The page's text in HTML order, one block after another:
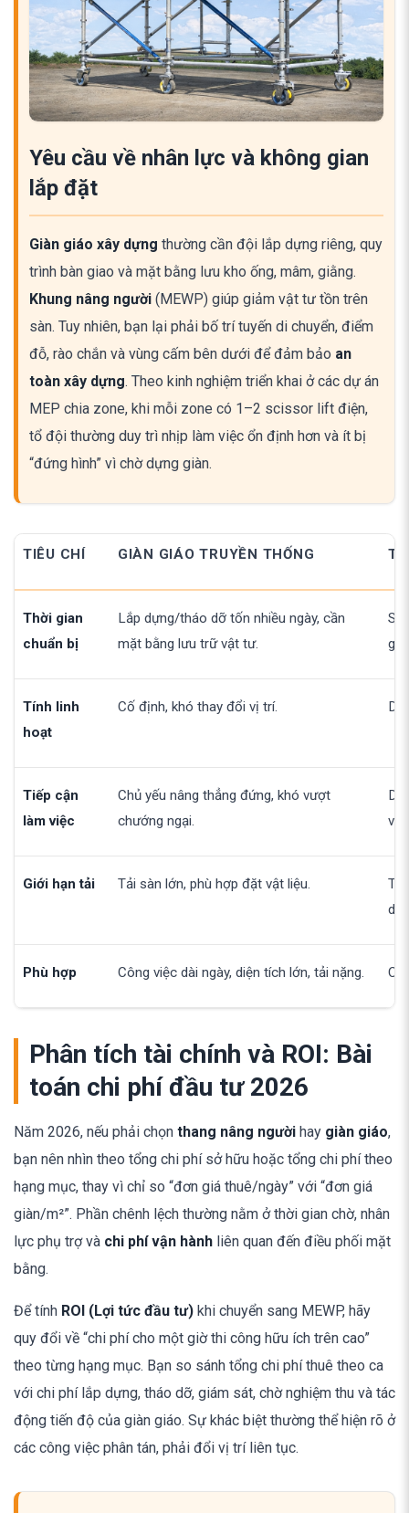
Yêu cầu về nhân lực và không gian
lắp đặt
Giàn giáo xây dựng thường cần đội lắp dựng riêng, quy
trình bàn giao và mặt bằng lưu kho ống, mâm, giằng.
Khung nâng người (MEWP) giúp giảm vật tư tồn trên
sàn. Tuy nhiên, bạn lại phải bố trí tuyến di chuyển, điểm
đỗ, rào chắn và vùng cấm bên dưới để đảm bảo an
toàn xây dựng. Theo kinh nghiệm triển khai ở các dự án
MEP chia zone, khi mỗi zone có 1–2 scissor lift điện,
tổ đội thường duy trì nhịp làm việc ổn định hơn và ít bị
“đứng hình” vì chờ dựng giàn.
TIÊU CHÍ GIÀN GIÁO TRUYỀN THỐNG
Thời gian
chuẩn bị
Lắp dựng/tháo dỡ tốn nhiều ngày, cần
mặt bằng lưu trữ vật tư.
Tính linh
hoạt
Cố định, khó thay đổi vị trí. Di
Tiếp cận
làm việc
Chủ yếu nâng thẳng đứng, khó vượt
chướng ngại.
và
Giới hạn tải Tải sàn lớn, phù hợp đặt vật liệu.
Phù hợp Công việc dài ngày, diện tích lớn, tải nặng.
Phân tích tài chính và ROI: Bài
toán chi phí đầu tư 2026
Năm 2026, nếu phải chọn thang nâng người hay giàn giáo,
bạn nên nhìn theo tổng chi phí sở hữu hoặc tổng chi phí theo
hạng mục, thay vì chỉ so “đơn giá thuê/ngày” với “đơn giá
giàn/m²”. Phần chênh lệch thường nằm ở thời gian chờ, nhân
lực phụ trợ và chi phí vận hành liên quan đến điều phối mặt
bằng.
Để tính ROI (Lợi tức đầu tư) khi chuyển sang MEWP, hãy
quy đổi về “chi phí cho một giờ thi công hữu ích trên cao”
theo từng hạng mục. Bạn so sánh tổng chi phí thuê theo ca
với chi phí lắp dựng, tháo dỡ, giám sát, chờ nghiệm thu và tác
động tiến độ của giàn giáo. Sự khác biệt thường thể hiện rõ ở
các công việc phân tán, phải đổi vị trí liên tục.